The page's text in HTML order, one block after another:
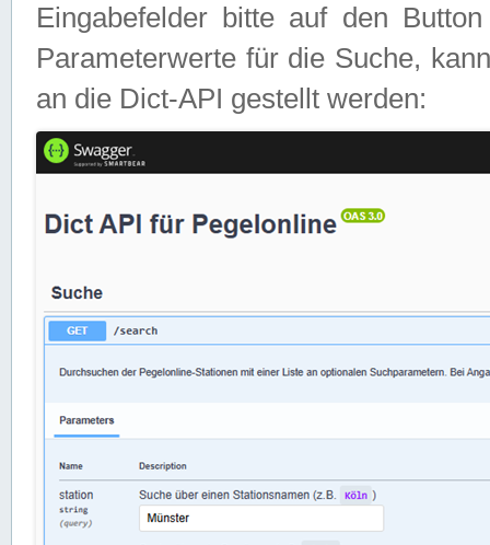
Eingabefelder bitte auf den
Parameterwerte für die Suche,
an die Dict-API gestellt werden: